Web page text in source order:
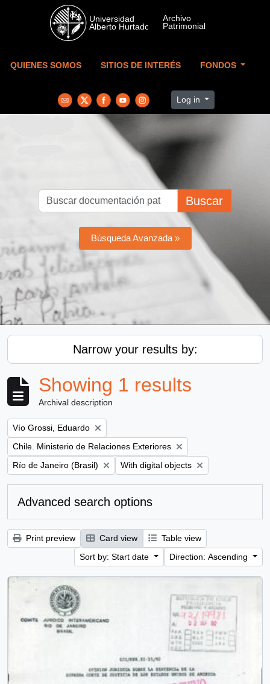
Skip to main content
QUIENES SOMOS SITIOS DE INTERÉS FONDOS
Log in
Buscar
Búsqueda Avanzada »
Narrow your results by:
Showing 1 results
Archival description
Remove filter:
Vío Grossi, Eduardo
Remove filter:
Chile. Ministerio de Relaciones Exteriores
Remove filter:
Río de Janeiro (Brasil) Remove filter:
With digital objects
Advanced search options
Print preview Card view
Table view
Sort by: Start date
Direction: Ascending